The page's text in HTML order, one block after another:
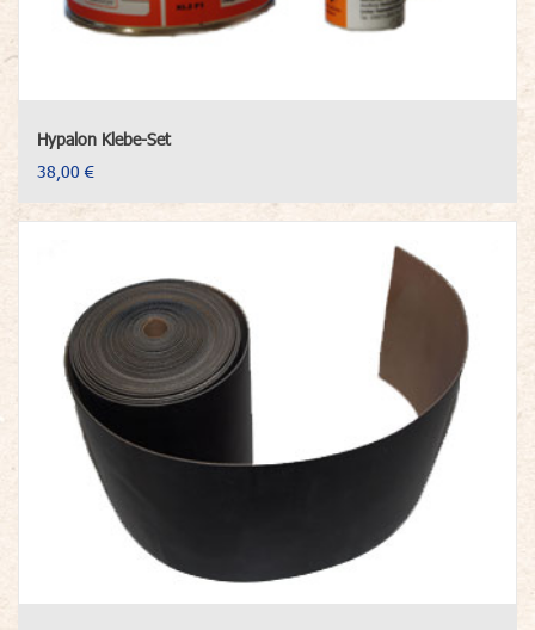
Hypalon Klebe-Set
38,00 €